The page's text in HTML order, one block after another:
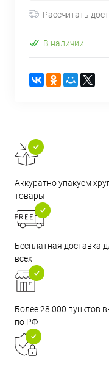
Рассчитать
В наличии
Аккуратно упакуем
товары
Бесплатная доставка
всех
Более 28 000 пунктов
по РФ